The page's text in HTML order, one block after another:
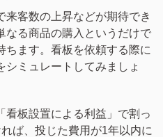
客数の上昇などが期待でき
なる商品の購入というだけで
ちます。看板を依頼する際に
シミュレートしてみましょ
看板設置による利益」で割っ
ば、投じた費用が1年以内に